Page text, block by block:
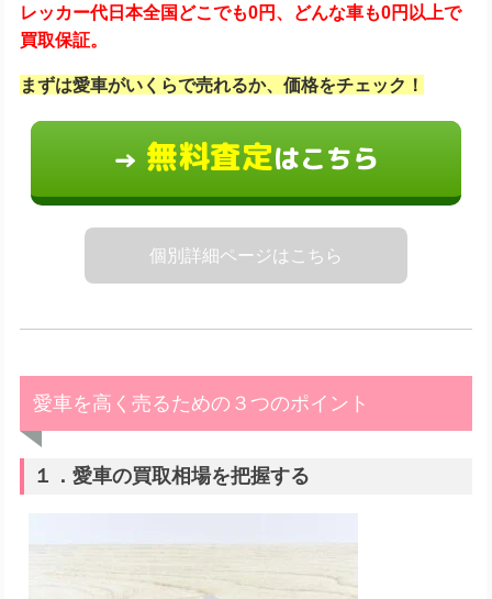
レッカー代日本全国どこでも0円、どんな車も0円以上で
買取保証。
まずは愛車がいくらで売れるか、価格をチェック！
→ 無料査定はこちら
個別詳細ページはこちら
愛車を高く売るための３つのポイント
１．愛車の買取相場を把握する